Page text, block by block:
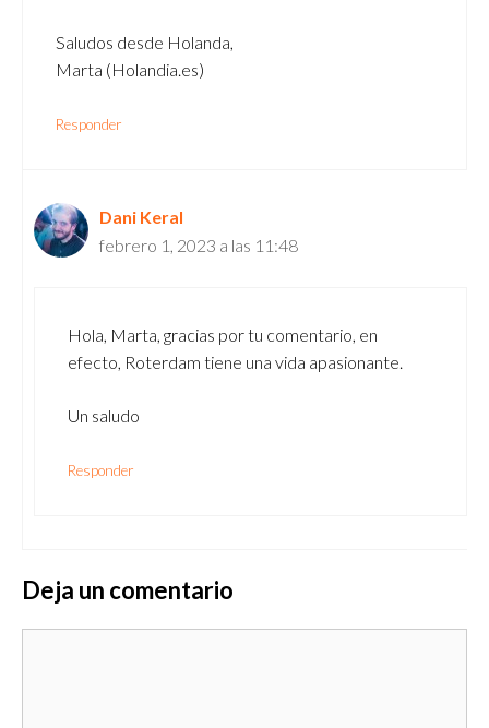
Saludos desde Holanda,
Marta (Holandia.es)
Responder
Dani Keral
febrero 1, 2023 a las 11:48
Hola, Marta, gracias por tu comentario, en
efecto, Roterdam tiene una vida apasionante.
Un saludo
Responder
Deja un comentario